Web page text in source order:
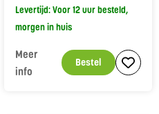
Levertijd: Voor 12 uur besteld,
morgen in huis
Bestel
Meer
info